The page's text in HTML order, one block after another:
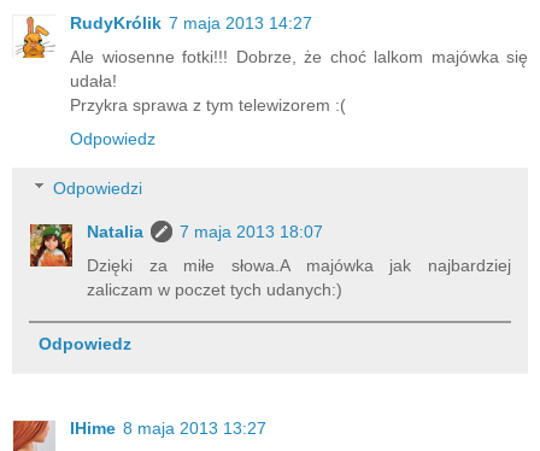
RudyKrólik 7 maja 2013 14:27
Ale wiosenne fotki!!! Dobrze, że choć lalkom majówka się
udała!
Przykra sprawa z tym telewizorem :(
Odpowiedz
Odpowiedzi
Natalia
7 maja 2013 18:07
Dzięki za miłe słowa.A majówka jak najbardziej
zaliczam w poczet tych udanych:)
Odpowiedz
IHime 8 maja 2013 13:27